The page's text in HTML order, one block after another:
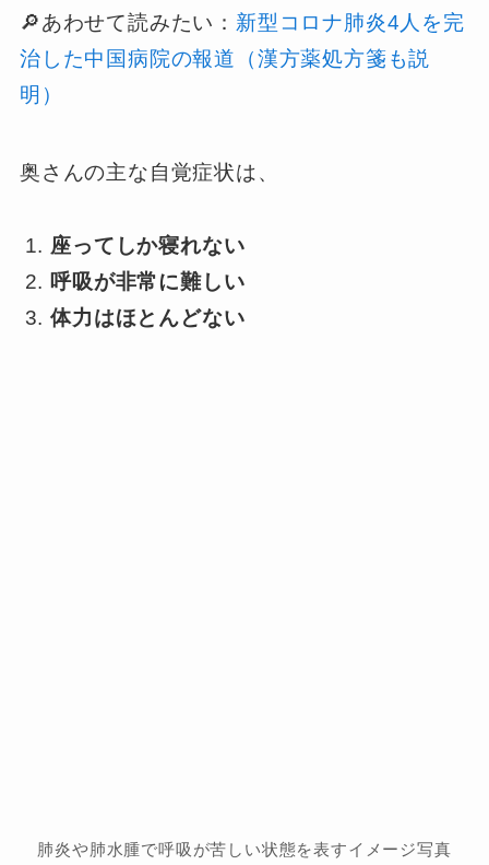
🔎あわせて読みたい： 新型コロナ肺炎4人を完
治した中国病院の報道（漢方薬処方箋も説
明）
奥さんの主な自覚症状は、
座ってしか寝れない
呼吸が非常に難しい
体力はほとんどない
肺炎や肺水腫で呼吸が苦しい状態を表すイメージ写真